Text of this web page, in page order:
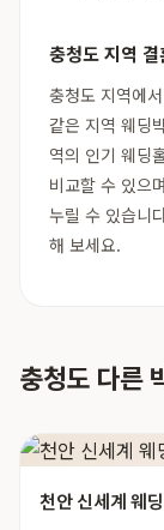
충청도 지역
충청도 지역에
같은 지역 웨딩
역의 인기 웨딩
비교할 수 있으
누릴 수 있습니
해 보세요.
충청도 다른
천안 신세계 웨